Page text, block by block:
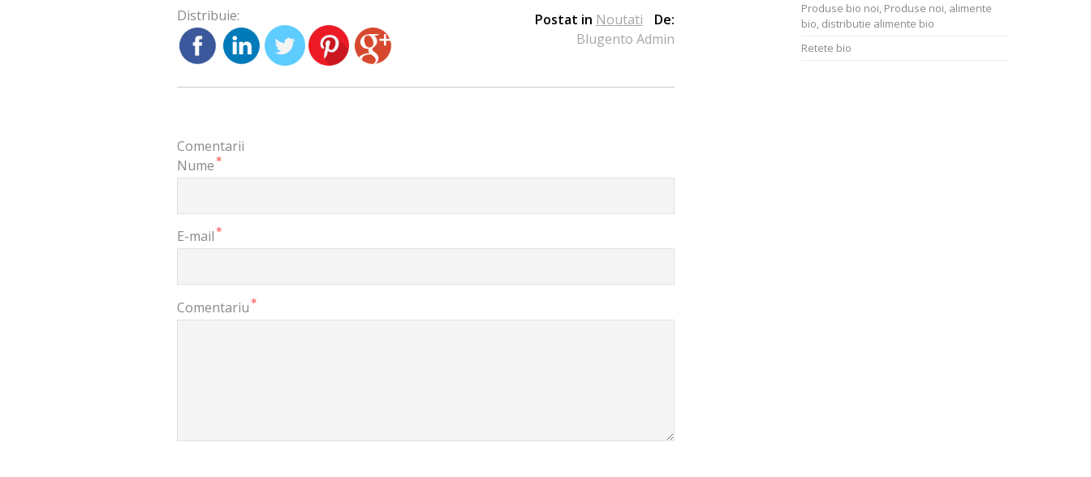
Distribuie: Postat in Noutati
De:
Blugento Admin
Comentarii
Nume *
E-mail *
Comentariu *
Produse bio noi, Produse noi, alimente
bio, distributie alimente bio
Retete bio